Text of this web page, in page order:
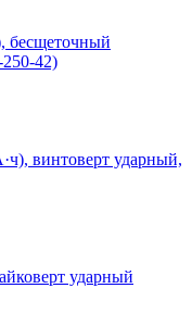
бесщеточный
42)
винтоверт ударный,
ударный